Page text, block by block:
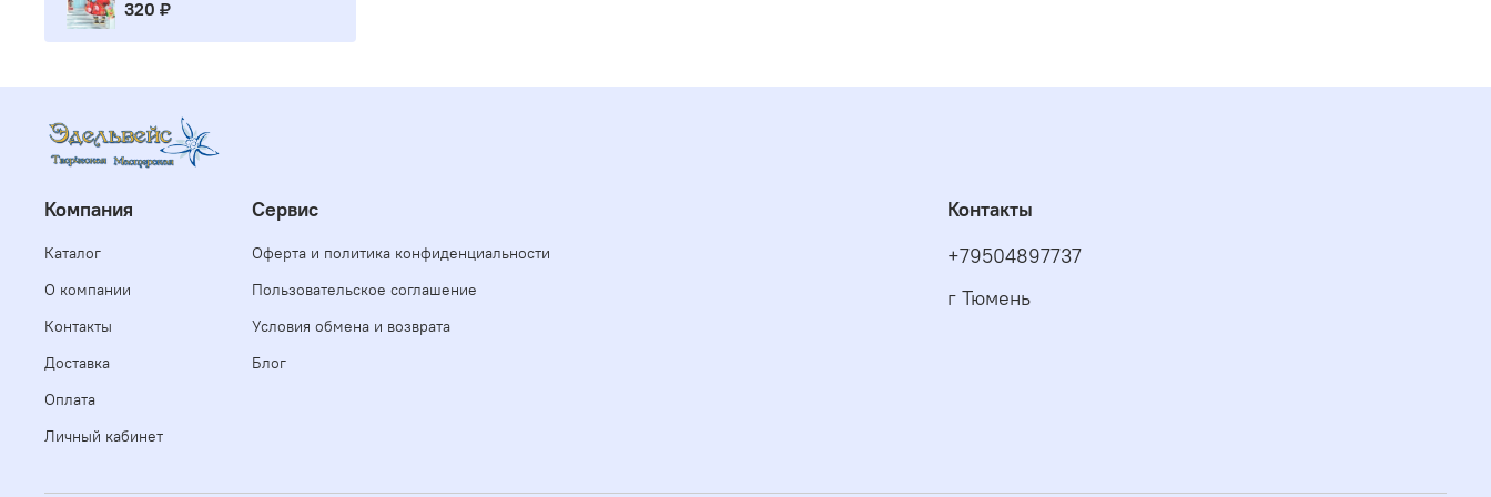
320 ₽
Компания
Каталог
О компании
Контакты
Доставка
Оплата
Личный кабинет
Сервис
Оферта и политика конфиденциальности
Пользовательское соглашение
Условия обмена и возврата
Блог
Контакты
+79504897737
г Тюмень